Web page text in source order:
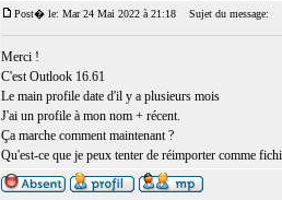
Post� le: Mar 24 Mai 2022 à 21:18 Sujet du message:
Merci !
C'est Outlook 16.61
Le main profile date d'il y a plusieurs mois
J'ai un profile à mon nom + récent.
Ça marche comment maintenant ?
Qu'est-ce que je peux tenter de réimporter comme